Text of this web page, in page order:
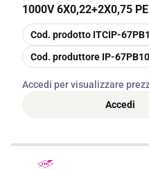
1000V 6X0,22+2X0,75
copia
Cod. prodotto ITCIP-
copia
Cod. produttore IP-
Accedi per visualizzare
Accedi